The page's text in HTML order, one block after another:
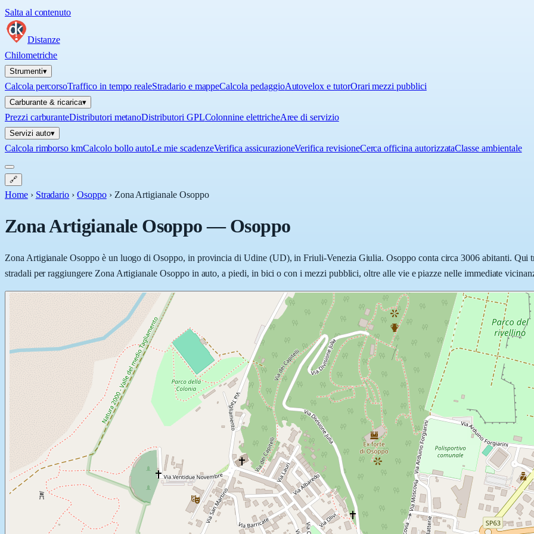
Salta al contenuto
Distanze
Chilometriche
Strumenti▾
Calcola percorsoTraffico in tempo realeStradario e mappeCalcola pedaggioAutovelox e tutorOrari mezzi pubblici
Carburante & ricarica▾
Prezzi carburanteDistributori metanoDistributori GPLColonnine elettricheAree di servizio
Servizi auto▾
Calcola rimborso kmCalcolo bollo autoLe mie scadenzeVerifica assicurazioneVerifica revisioneCerca officina autorizzataClasse ambientale
🔗
Home › Stradario › Osoppo › Zona Artigianale Osoppo
Zona Artigianale Osoppo—Osoppo
Zona Artigianale Osoppo è un luogo di Osoppo, in provincia di Udine (UD), in Friuli-Venezia Giulia. Osoppo conta circa 3006 abitanti. Qui
stradali per raggiungere Zona Artigianale Osoppo in auto, a piedi, in bici o con i mezzi pubblici, oltre alle vie e piazze nelle immediate